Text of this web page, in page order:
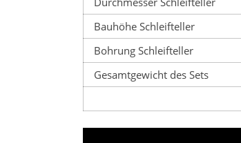
Bauhöhe Schleifteller
Bohrung Schleifteller
Gesamtgewicht des Sets